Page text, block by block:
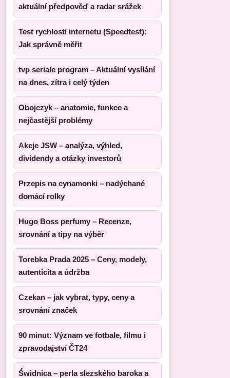
aktuální předpověď a radar srážek
Test rychlosti internetu (Speedtest):
Jak správně měřit
tvp seriale program – Aktuální vysílání
na dnes, zítra i celý týden
Obojczyk – anatomie, funkce a
nejčastější problémy
Akcje JSW – analýza, výhled,
dividendy a otázky investorů
Przepis na cynamonki – nadýchané
domácí rolky
Hugo Boss perfumy – Recenze,
srovnání a tipy na výběr
Torebka Prada 2025 – Ceny, modely,
autenticita a údržba
Czekan – jak vybrat, typy, ceny a
srovnání značek
90 minut: Význam ve fotbale, filmu i
zpravodajství ČT24
Świdnica – perla slezského baroka a